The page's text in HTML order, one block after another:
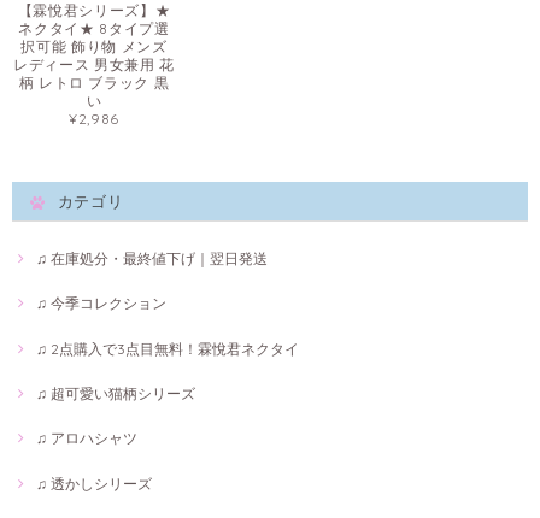
【霖悅君シリーズ】★
ネクタイ★ 8タイプ選
択可能 飾り物 メンズ
レディース 男女兼用 花
柄 レトロ ブラック 黒
い
¥2,986
カテゴリ
♫ 在庫処分・最終値下げ｜翌日発送
♫ 今季コレクション
♫ 2点購入で3点目無料！霖悅君ネクタイ
♫ 超可愛い猫柄シリーズ
♫ アロハシャツ
♫ 透かしシリーズ